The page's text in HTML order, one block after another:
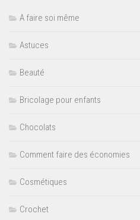
A faire soi même
Astuces
Beauté
Bricolage pour enfants
Chocolats
Comment faire des économies
Cosmétiques
Crochet